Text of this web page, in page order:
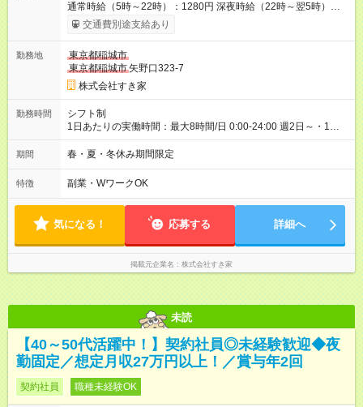
通常時給（5時～22時）：1280円 深夜時給（22時～翌5時）：
1600円 高校生時給：1226円 【特別手当】早朝手当（5：00-9：
00）時給+150円 【試用期間】試用期間あり 試用期間の長さ：1
30日（※条件変更なし）ですが、切り上げで一ヶ月とさせてい
ただきます。 研修制度あり：15時間(研修中も同時給）
交通費別途支給あり
勤務地
東京都稲城市
東京都稲城市矢野口323-7
株式会社すき家
勤務時間
シフト制
1日あたりの実働時間：最大8時間/日 0:00-24:00 週2日～・1日
2h～OK ＜シフト例＞ 〇朝帯 5:00-9:00 〇昼帯 9:00-14:00 〇午
後帯 14:00-18:00 〇夜帯 18:00-22:00 〇深夜帯 22:00-翌5:00 基
ます♪
期間 春・夏・冬休み期間限定
特徴 副業・WワークOK
気になる！ 応募する 詳細へ
掲載元企業名 株式会社すき家
未読
【40～50代活躍中！】契約社員◎未経験歓迎◆夜
勤固定／想定月収27万円以上！／賞与年2回
契約社員 職種未経験OK